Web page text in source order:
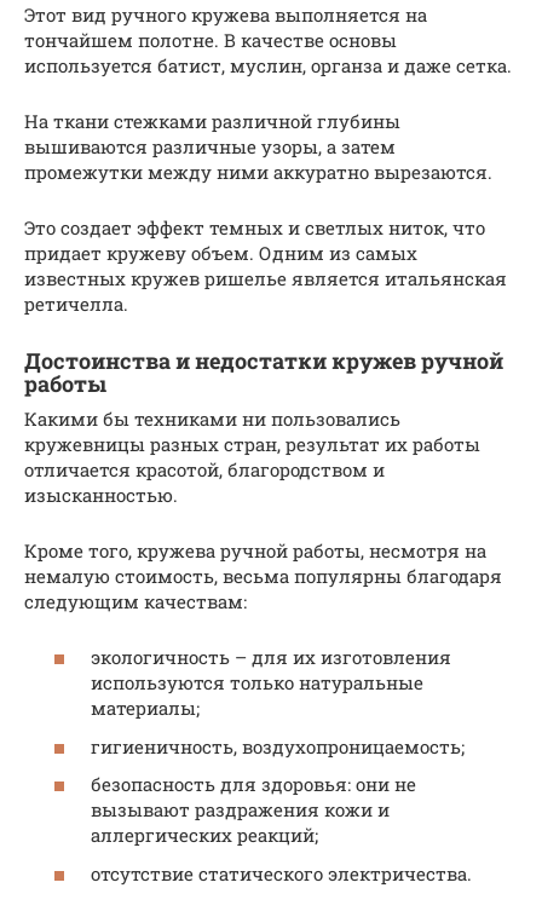
Этот вид ручного кружева выполняется на
тончайшем полотне. В качестве основы
используется батист, муслин, органза и даже сетка.
На ткани стежками различной глубины
вышиваются различные узоры, а затем
промежутки между ними аккуратно вырезаются.
Это создает эффект темных и светлых ниток, что
придает кружеву объем. Одним из самых
известных кружев ришелье является итальянская
ретичелла.
Достоинства и недостатки кружев ручной
работы
Какими бы техниками ни пользовались
кружевницы разных стран, результат их работы
отличается красотой, благородством и
изысканностью.
Кроме того, кружева ручной работы, несмотря на
немалую стоимость, весьма популярны благодаря
следующим качествам:
экологичность – для их изготовления
используются только натуральные
материалы;
гигиеничность, воздухопроницаемость;
безопасность для здоровья: они не
вызывают раздражения кожи и
аллергических реакций;
отсутствие статического электричества.